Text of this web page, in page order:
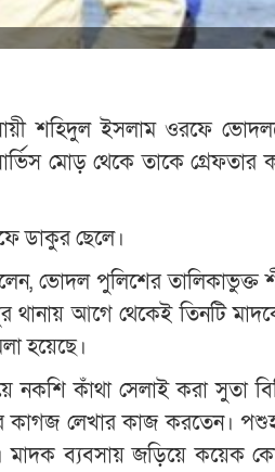
শহিদুল ইসলাম ওরফে
মোড় থেকে তাকে গ্রেফতার
ডাকুর ছেলে।
ভোদল পুলিশের তালিকাভুক্ত
থানায় আগে থেকেই তিনটি
হয়েছে।
কাঁথা সেলাই করা সুতা
কাগজ লেখার কাজ করতেন।
মাদক ব্যবসায় জড়িয়ে কয়েক